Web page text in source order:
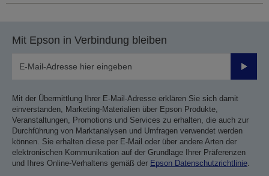
Mit Epson in Verbindung bleiben
Mit der Übermittlung Ihrer E-Mail-Adresse erklären Sie sich damit
einverstanden, Marketing-Materialien über Epson Produkte,
Veranstaltungen, Promotions und Services zu erhalten, die auch zur
Durchführung von Marktanalysen und Umfragen verwendet werden
können. Sie erhalten diese per E-Mail oder über andere Arten der
elektronischen Kommunikation auf der Grundlage Ihrer Präferenzen
und Ihres Online-Verhaltens gemäß der Epson Datenschutzrichtlinie.